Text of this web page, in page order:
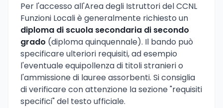
Per l'accesso all'Area degli Istruttori del CCNL
Funzioni Locali è generalmente richiesto un
diploma di scuola secondaria di secondo
grado (diploma quinquennale). Il bando può
specificare ulteriori requisiti, ad esempio
l'eventuale equipollenza di titoli stranieri o
l'ammissione di lauree assorbenti. Si consiglia
di verificare con attenzione la sezione "requisiti
specifici" del testo ufficiale.